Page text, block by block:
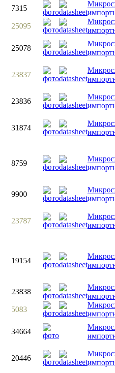
7315
25095
25078
23837
23836
31874
8759
9900
23787
19154
23838
5083
34664
20446